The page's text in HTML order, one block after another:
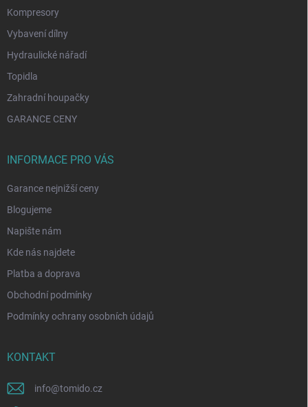
Kompresory
Vybavení dílny
Hydraulické nářadí
Topidla
Zahradní houpačky
GARANCE CENY
INFORMACE PRO VÁS
Garance nejnižší ceny
Blogujeme
Napište nám
Kde nás najdete
Platba a doprava
Obchodní podmínky
Podmínky ochrany osobních údajů
KONTAKT
info@tomido.cz